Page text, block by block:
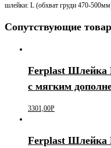
шлейки: L (обхват груди 470-
Сопутствующие
Ferplast Шлейка
с мягким
3301,00Р
Ferplast Шлейка